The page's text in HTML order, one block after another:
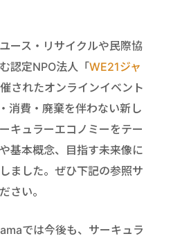
ース・リサイクルや民際協
認定NPO法人「WE21ジャ
されたオンラインイベント
消費・廃棄を伴わない新し
キュラーエコノミーをテー
基本概念、目指す未来像に
ました。ぜひ下記の参照サ
さい。
では今後も、サーキュラ